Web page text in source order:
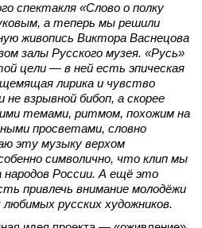
спектакля «Слово о полку
а теперь мы решили
живопись Виктора Васнецова
залы Русского музея. «Русь»
цели — в ней есть эпическая
лирика и чувство
взрывной бибоп, а скорее
темами, ритмом, похожим на
просветами, словно
эту музыку верхом
символично, что клип мы
России. А ещё это
привлечь внимание молодёжи
любимых русских художников.